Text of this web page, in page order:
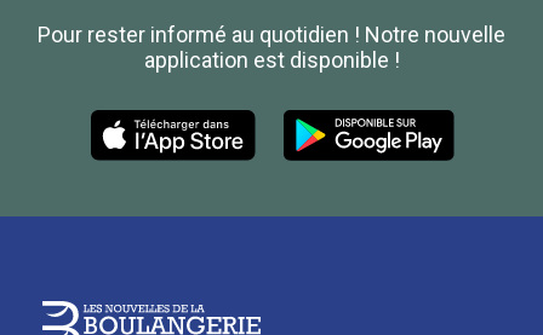
Pour rester informé au quotidien ! Notre nouvelle
application est disponible !
Boulanger de France
Les Nouvelles de la Boulangerie-Pâtisserie Française
27, av d’Eylau - 75782 Paris Cédex 16
01 53 70 16 25